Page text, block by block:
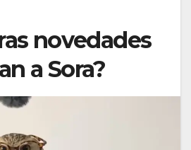
novedades
a Sora?